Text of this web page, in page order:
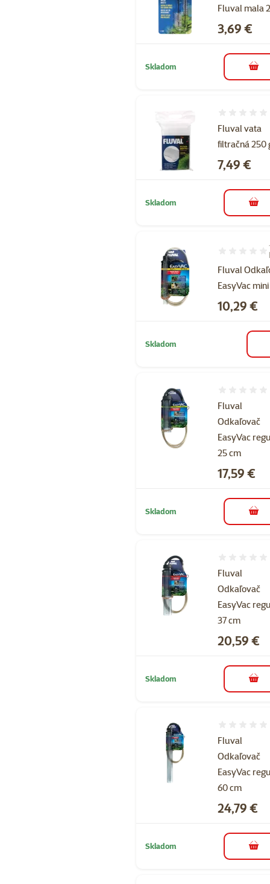
Fluval mala
Cena
3,69 €
Skladom do
Fluval vata
filtračná 250
Cena
7,49 €
Skladom do
Fluval
EasyVac mini
Hodnotenie
Cena
10,29 €
Skladom
Fluval
Odkaľovač
EasyVac
25 cm
Cena
17,59 €
Skladom do
Fluval
Odkaľovač
EasyVac
37 cm
Cena
20,59 €
Skladom do
Fluval
Odkaľovač
EasyVac
60 cm
Cena
24,79 €
Skladom do